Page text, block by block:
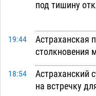
под тишину
19:44
Астраханская
столкновения
18:54
Астраханский
на встречку